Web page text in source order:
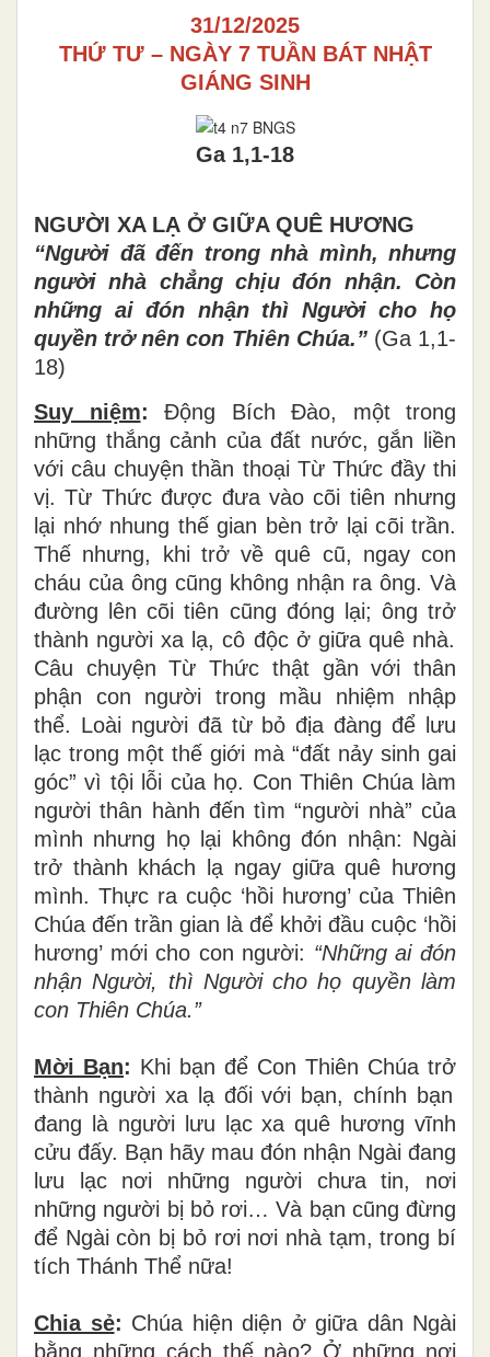
Người cho họ quyền trở nên con Thiên Chúa.” (Ga 1,1-
31/12/2025
NGÀ
GIÁNG SINH
Ga 1,1-18
NGƯỜI XA LẠ ỞGIỮA QUÊ HƯƠNG
“Ngườiđã đến trong nh àmình, như ng
người nhà ch ẳng chịu đón nh ận. Còn
nhữ
quy
n tr ên con Thi ê n Ch
(Ga 1,1-
18)
Suy niệm: Độ ng Bích Đ ào, mộ t trong
nh
ữ ng thắng cảnh củađất nước, g ắn liền
vớ i câu chuyệ n th ần thoại TừThứ cđầy thi
v ị. T ừThức đượcđưa vào cõi ti ên nh ưng
lại nh ớnhung thếgian bè n trởl ại cõi tr ần.
Thếnh ưng, khi trở vềquêcũ , ngay con
cháu củaông c ũng kh ông nhận raông. Và
đườ ng lên c i tiê n cũngđó ng lạ i;ông trở
thành người xa lạ , cô độ cởgi ữa quê nhà.
Câu chuy ện Từ Thức th ật gần v ới thân
phận con ng ười trong mầu nhiệ m nhập
thể. Lo ài ngườiđ ãtừ bỏ đị ađà ngđể lưu
lạc trong m ột thế giới mà “đất nả y sinh gai
góc”vìtội lỗ i củ a h ọ. Con Thiê n Chú a làm
người thâ n hànhđế n tìm“người nh à”của
mình nhưng h ọlại khôngđón nhận: Ngài
trởth ành khá ch lạ ngay giữ a qu êhương
mình. Thực ra cuộc ‘hồi hương’của Thiên
Chúa đến trầ n gian là đểkhở iđầ u cuộc‘hồi
hươ ng’mới cho con ng
con Thiên Chúa.”
Mời Bạ n:Khi bạn đểCon Thi ên Chú a trở
thành ng ười xa lạ đối với bạn, chính bạn
đang là người lưu l c xa quêhương v ĩnh
cửuđấ y. Bạn hãy mauđ ón nhận Ngàiđang
lưu lạc nơi những người chưa tin, n ơi
nhữ ng ngườ i bị bỏrơ
tích Thánh Thểnữa!